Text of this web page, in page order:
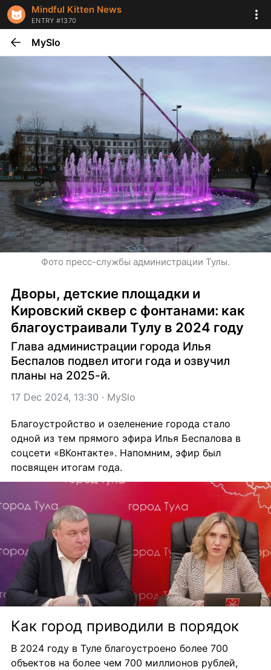
Mindful Kitten News
ENTRY #1370
MySlo
Фото пресс-службы администрации Тулы.
Дворы, детские площадки и
Кировский сквер с фонтанами: как
благоустраивали Тулу в 2024 году
Глава администрации города Илья
Беспалов подвел итоги года и озвучил
планы на 2025-й.
17 Dec 2024, 13:30 · MySlo
Благоустройство и озеленение города стало
одной из тем прямого эфира Илья Беспалова в
соцсети «ВКонтакте». Напомним, эфир был
посвящен итогам года.
Как город приводили в порядок
В 2024 году в Туле благоустроено более 700
объектов на более чем 700 миллионов рублей,